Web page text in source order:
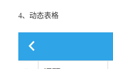
4、动态表格